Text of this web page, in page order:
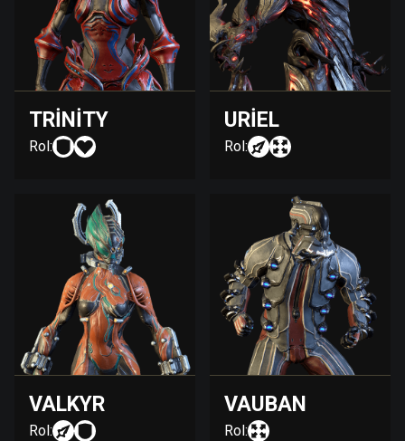
TRINITY
Rol:
URIEL
Rol:
VALKYR
Rol:
VAUBAN
Rol: